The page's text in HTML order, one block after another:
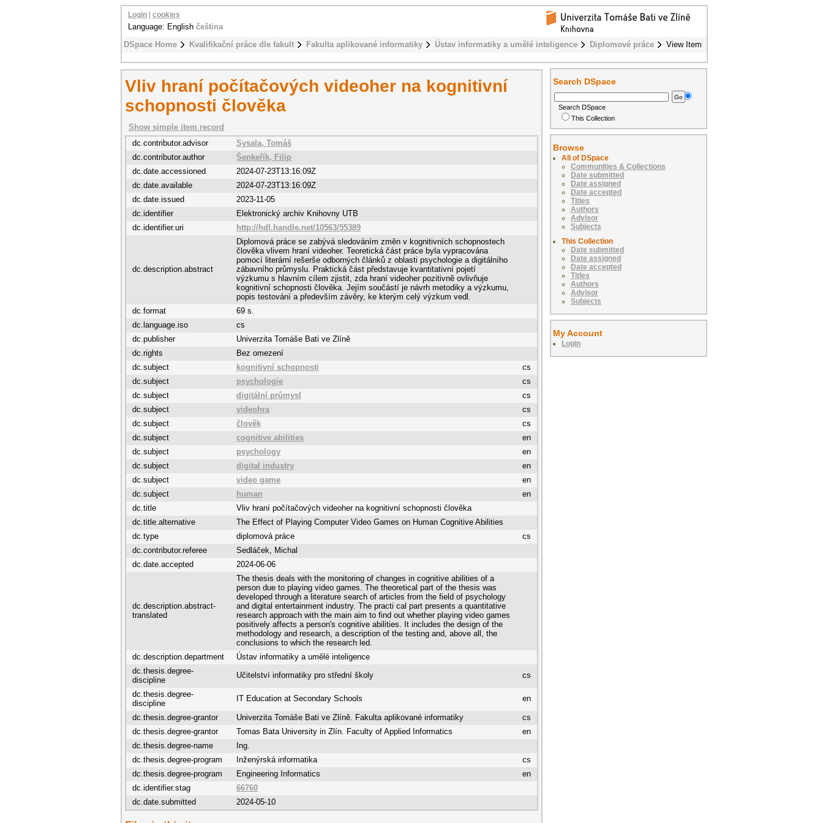
DSpace Home Kvalifikační práce dle fakult Fakulta aplikované informatiky Ústav informatiky a umělé inteligence Diplomové práce View Item
Login cookies
Language: English čeština
Vliv hraní počítačových videoher na kognitivní
schopnosti člověka
Show simple item record
dc.contributor.advisor
Sysala, Tomáš
dc.contributor.author
Šenkeřík, Filip
dc.date.accessioned
2024-07-23T13:16:09Z
dc.date.available
2024-07-23T13:16:09Z
dc.date.issued
2023-11-05
dc.identifier
Elektronický archiv Knihovny UTB
dc.identifier.uri
http://hdl.handle.net/10563/55389
dc.description.abstract
Diplomová práce se zabývá sledováním změn v kognitivních schopnostech
člověka vlivem hraní videoher. Teoretická část práce byla vypracována
pomocí literární rešerše odborných článků z oblasti psychologie a digitálního
zábavního průmyslu. Praktická část představuje kvantitativní pojetí
výzkumu s hlavním cílem zjistit, zda hraní videoher pozitivně ovlivňuje
kognitivní schopnosti člověka. Jejím součástí je návrh metodiky a výzkumu,
popis testování a především závěry, ke kterým celý výzkum vedl.
dc.format
69 s.
dc.language.iso
cs
dc.publisher
Univerzita Tomáše Bati ve Zlíně
dc.rights
Bez omezení
dc.subject
kognitivní schopnosti
cs
dc.subject
psychologie
cs
dc.subject
digitální průmysl
cs
dc.subject
videohra
cs
dc.subject
člověk
cs
dc.subject
cognitive abilities
en
dc.subject
psychology
en
dc.subject
digital industry
en
dc.subject
video game
en
dc.subject
human
en
dc.title
Vliv hraní počítačových videoher na kognitivní schopnosti člověka
dc.title.alternative
The Effect of Playing Computer Video Games on Human Cognitive Abilities
dc.type
diplomová práce
cs
dc.contributor.referee
Sedláček, Michal
dc.date.accepted
2024-06-06
dc.description.abstract-
translated
The thesis deals with the monitoring of changes in cognitive abilities of a
person due to playing video games. The theoretical part of the thesis was
developed through a literature search of articles from the field of psychology
and digital entertainment industry. The practi cal part presents a quantitative
research approach with the main aim to find out whether playing video games
positively affects a person's cognitive abilities. It includes the design of the
methodology and research, a description of the testing and, above all, the
conclusions to which the research led.
dc.description.department
Ústav informatiky a umělé inteligence
dc.thesis.degree-
discipline
Učitelství informatiky pro střední školy cs
dc.thesis.degree-
discipline
IT Education at Secondary Schools en
dc.thesis.degree-grantor Univerzita Tomáše Bati ve Zlíně. Fakulta aplikované informatiky
cs
dc.thesis.degree-grantor
Tomas Bata University in Zlín. Faculty of Applied Informatics
en
dc.thesis.degree-name
Ing.
dc.thesis.degree-program
Inženýrská informatika
cs
dc.thesis.degree-program
Engineering Informatics
en
dc.identifier.stag
66760
dc.date.submitted
2024-05-10
Search DSpace
Search DSpace
This Collection
Browse
All of DSpace
Communities & Collections
Date submitted
Date assigned
Date accepted
Titles
Authors
Advisor
Subjects
This Collection
Date submitted
Date assigned
Date accepted
Titles
Authors
Advisor
Subjects
My Account
Login